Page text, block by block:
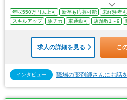
年収550万円以上可 新卒も応募可能 未経験者
スキルアップ
駅チカ 車通勤可 店舗数1～9
求人の詳細を見る こ
インタビュー 職場の薬剤師さんにお話